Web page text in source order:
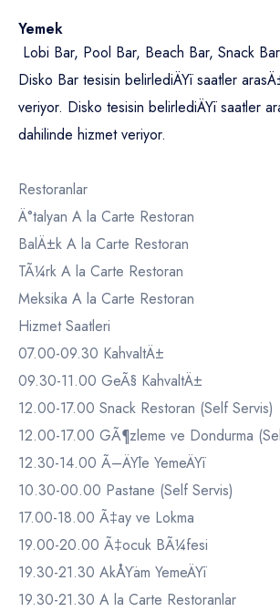
Yemek
Lobi Bar, Pool Bar, Beach Bar, Snack
Disko Bar tesisin belirlediÄŸi saatler
veriyor. Disko tesisin belirlediÄŸi saatler
dahilinde hizmet veriyor.
Restoranlar
Ä°talyan A la Carte Restoran
BalÄ±k A la Carte Restoran
TÃ¼rk A la Carte Restoran
Meksika A la Carte Restoran
Hizmet Saatleri
07.00-09.30 KahvaltÄ±
09.30-11.00 GeÃ§ KahvaltÄ±
12.00-17.00 Snack Restoran (Self Servis)
12.00-17.00 GÃ¶zleme ve Dondurma
12.30-14.00 Ã–ÄŸle YemeÄŸi
10.30-00.00 Pastane (Self Servis)
17.00-18.00 Ã‡ay ve Lokma
19.00-20.00 Ã‡ocuk BÃ¼fesi
19.30-21.30 AkÅŸam YemeÄŸi
19.30-21.30 A la Carte Restoranlar